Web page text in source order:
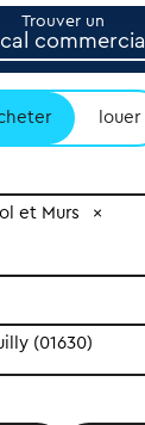
Trouver un
commercial
louer
et Murs
(01630)